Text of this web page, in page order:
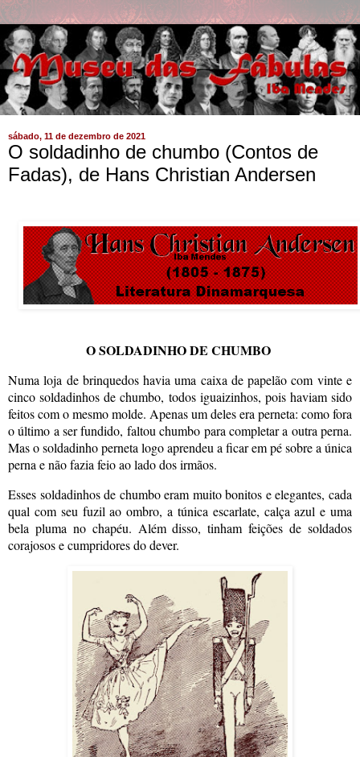
sábado, 11 de dezembro de 2021
O soldadinho de chumbo (Contos de
Fadas), de Hans Christian Andersen
O SOLDADINHO DE CHUMBO
Numa loja de brinquedos havia uma caixa de papelão com vinte e
cinco soldadinhos de chumbo, todos iguaizinhos, pois haviam sido
feitos com o mesmo molde. Apenas um deles era perneta: como fora
o último a ser fundido, faltou chumbo para completar a outra perna.
Mas o soldadinho perneta logo aprendeu a ficar em pé sobre a única
perna e não fazia feio ao lado dos irmãos.
Esses soldadinhos de chumbo eram muito bonitos e elegantes, cada
qual com seu fuzil ao ombro, a túnica escarlate, calça azul e uma
bela pluma no chapéu. Além disso, tinham feições de soldados
corajosos e cumpridores do dever.